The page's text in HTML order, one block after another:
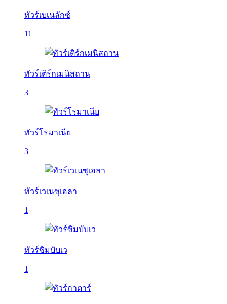
ทัวร์เบเนลักซ์
11
ทัวร์เติร์กเมนิสถาน
3
ทัวร์โรมาเนีย
3
ทัวร์เวเนซุเอลา
1
ทัวร์ซิมบับเว
1